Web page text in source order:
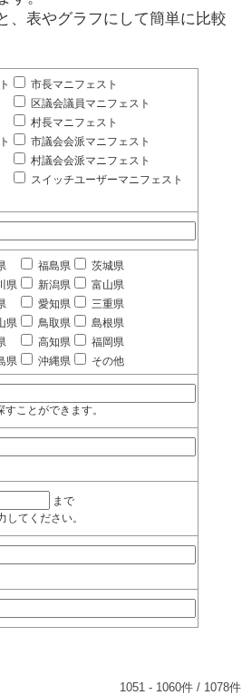
、表やグラフにして簡単に比較
市長マニフェスト
区議会議員マニフェスト
村長マニフェスト
市議会会派マニフェスト
村議会会派マニフェスト
スイッチユーザーマニフェスト
福島県
茨城県
県 新潟県
富山県
愛知県
三重県
県 鳥取県
島根県
高知県
福岡県
県 沖縄県 その他
ことができます。
まで
てください。
1051 - 1060件 / 1078件